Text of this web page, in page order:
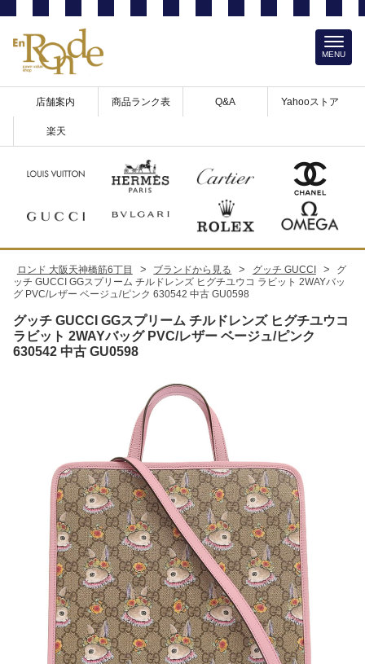
店舗案内 商品ランク表 Q&A Yahooストア
楽天
MENU
ロンド 大阪天神橋筋6丁目 > ブランドから見る > グッチ GUCCI >
グ
ッチ GUCCI GGスプリーム チルドレンズ ヒグチユウコ ラビット 2WAYバッ
グ PVC/レザー ベージュ/ピンク 630542 中古 GU0598
グッチ GUCCI GGスプリーム チルドレンズ ヒグチユウコ
ラビット 2WAYバッグ PVC/レザー ベージュ/ピンク
630542 中古 GU0598